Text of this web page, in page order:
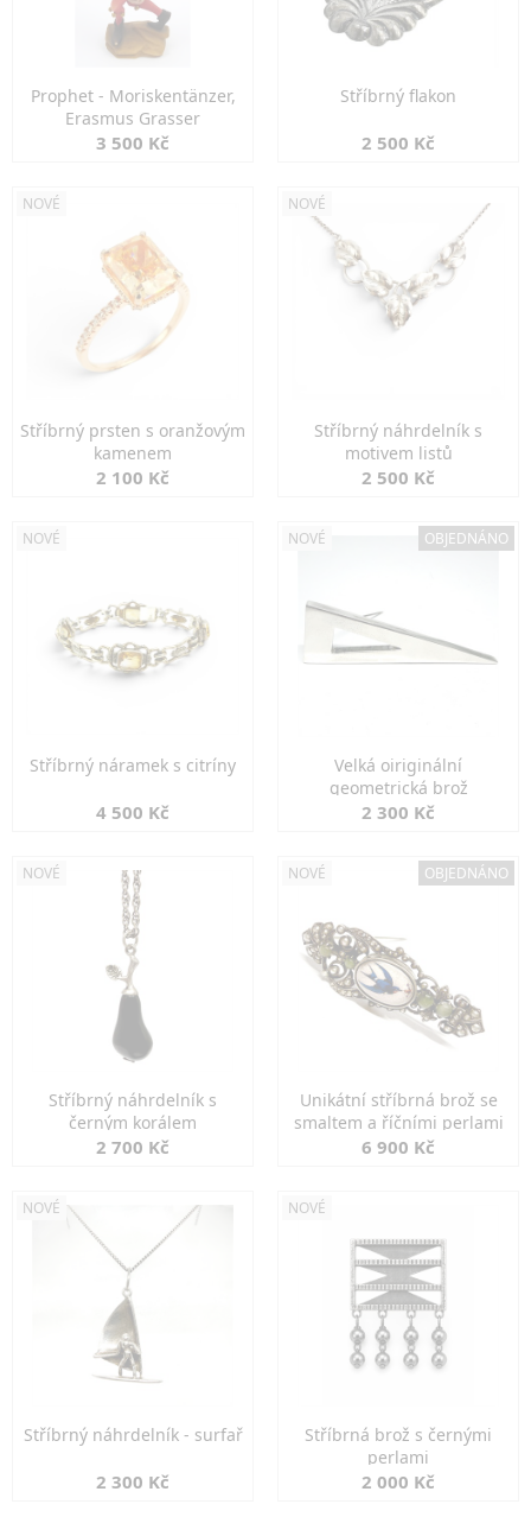
Prophet - Moriskentänzer,
Erasmus Grasser
3 500 Kč
Stříbrný flakon
2 500 Kč
NOVÉ
Stříbrný prsten s oranžovým
kamenem
2 100 Kč
NOVÉ
Stříbrný náhrdelník s
motivem listů
2 500 Kč
NOVÉ
Stříbrný náramek s citríny
4 500 Kč
NOVÉ OBJEDNÁNO
Velká oiriginální
geometrická brož
2 300 Kč
NOVÉ
Stříbrný náhrdelník s
černým korálem
2 700 Kč
NOVÉ OBJEDNÁNO
Unikátní stříbrná brož se
smaltem a říčními perlami
6 900 Kč
NOVÉ
Stříbrný náhrdelník - surfař
2 300 Kč
NOVÉ
Stříbrná brož s černými
perlami
2 000 Kč